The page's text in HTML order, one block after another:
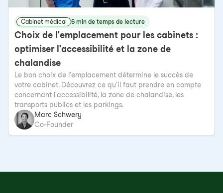
Cabinet médical 6 min de temps de lecture
Choix de l'emplacement pour les cabinets :
optimiser l'accessibilité et la zone de
chalandise
Le bon choix de l'emplacement détermine le succès de
votre cabinet. Découvrez ce qu'il faut prendre en compte
concernant l'accessibilité, la zone de chalandise, les
transports publics et les parkings.
Marc Schwery
Co-Founder